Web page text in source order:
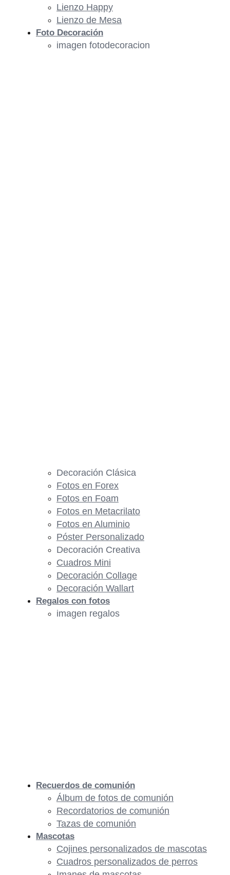
Lienzo Happy
Lienzo de Mesa
Foto Decoración
imagen fotodecoracion
Decoración Clásica
Fotos en Forex
Fotos en Foam
Fotos en Metacrilato
Fotos en Aluminio
Póster Personalizado
Decoración Creativa
Cuadros Mini
Decoración Collage
Decoración Wallart
Regalos con fotos
imagen regalos
Recuerdos de comunión
Álbum de fotos de comunión
Recordatorios de comunión
Tazas de comunión
Mascotas
Cojines personalizados de mascotas
Cuadros personalizados de perros